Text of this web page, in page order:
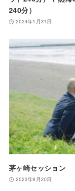
240分）
2024年1月31日
茅ヶ崎セッション
2023年9月20日